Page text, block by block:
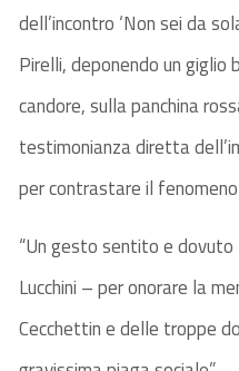
dell’incontro ‘Non sei da
Pirelli, deponendo un giglio
candore, sulla panchina
testimonianza diretta
per contrastare il
“Un gesto sentito e
Lucchini – per onorare la
Cecchettin e delle troppe